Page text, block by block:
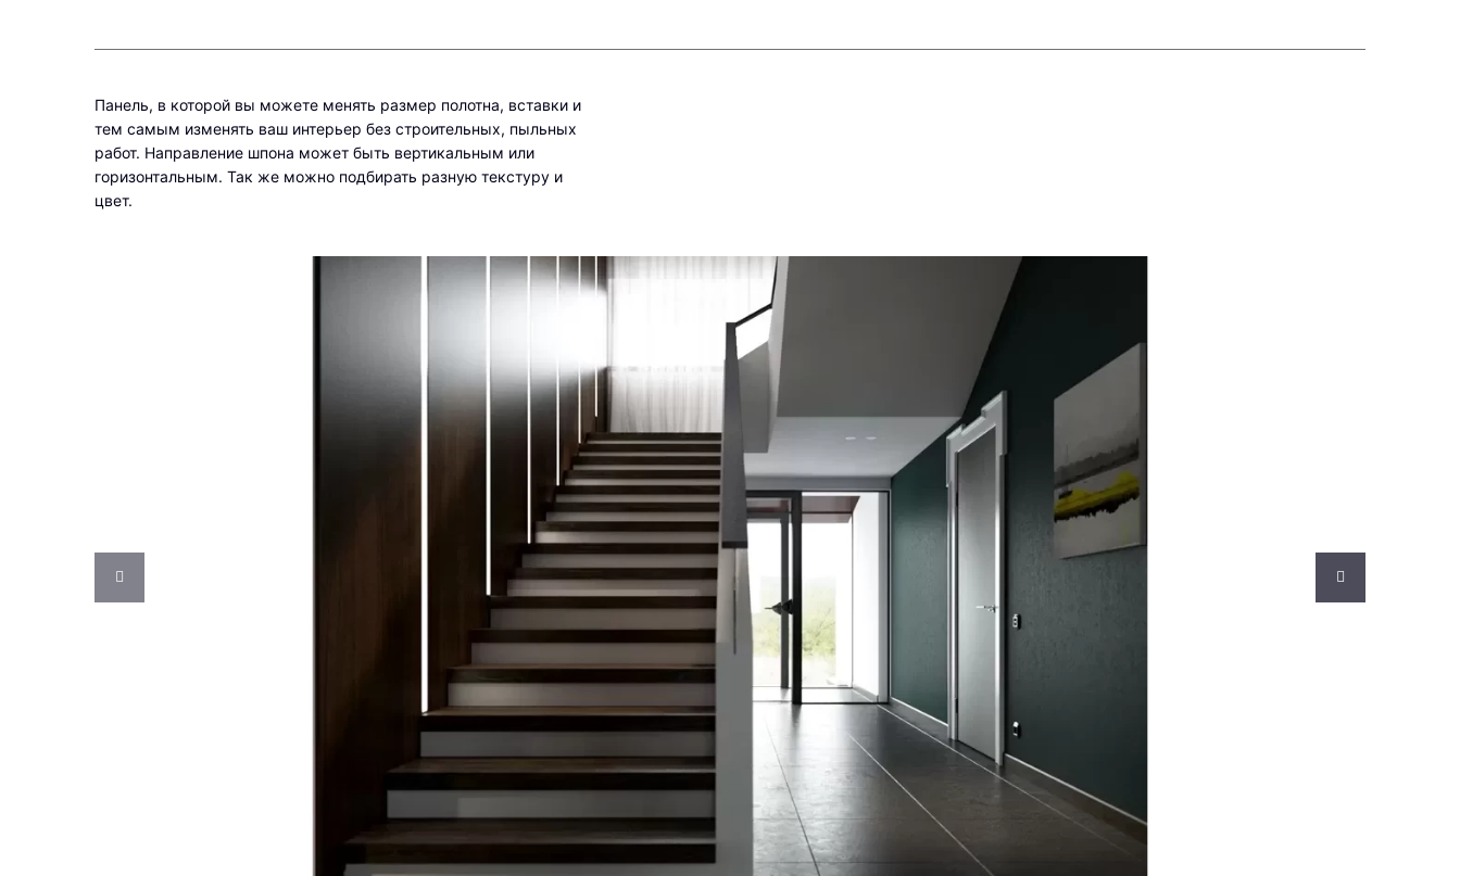
Панель, в которой вы можете менять размер полотна, вставки и
тем самым изменять ваш интерьер без строительных, пыльных
работ. Направление шпона может быть вертикальным или
горизонтальным. Так же можно подбирать разную текстуру и
цвет.